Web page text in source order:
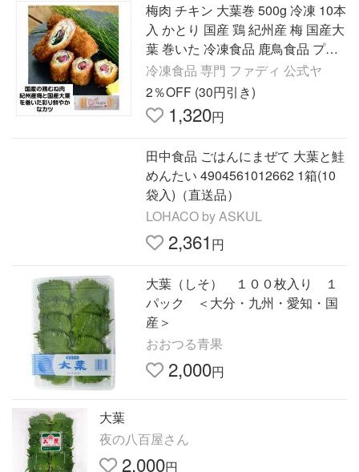
梅肉 チキン 大葉巻 500g 冷凍 10本
入 かとり 国産 鶏 紀州産 梅 国産大
葉 巻いた 冷凍食品 鹿鳥食品 プレ
ゼント
冷凍食品 専門 ファディ 公式ヤ
2％OFF (30円引き)
1,320円
田中食品 ごはんにまぜて 大葉と鮭
めんたい 4904561012662 1箱(10
袋入)（直送品）
LOHACO by ASKUL
2,361 円
大葉（しそ） １００枚入り １
パック ＜大分・九州・愛知・国
産＞
おおつる青果
2,000円
大葉
夜の八百屋さん
2,000円